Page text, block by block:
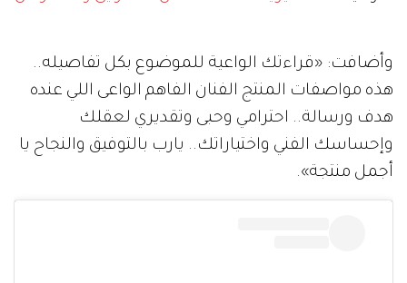
وأضافت: «قراءتك الواعية للموضوع بكل تفاصيله..
هذه مواصفات المنتج الفنان الفاهم الواعى اللي عنده
هدف ورسالة.. احترامي وحبى وتقديري لعقلك
وإحساسك الفني واختياراتك.. يارب بالتوفيق والنجاح يا
أجمل منتجة».